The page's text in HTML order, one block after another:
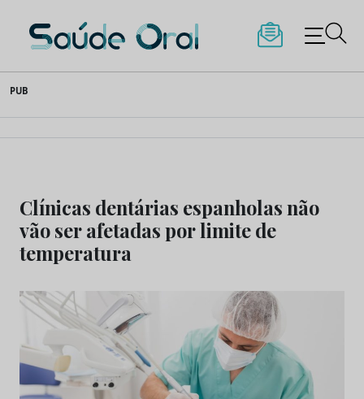
to
content
Saúde Oral
PUB
Clínicas dentárias espanholas não
vão ser afetadas por limite de
temperatura